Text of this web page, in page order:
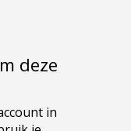
deze